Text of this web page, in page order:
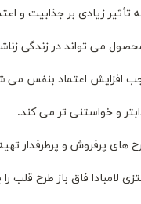
زیادی بر جذابیت و
می تواند در زندگی
اعتماد بنفس می شود
و خواستنی تر می کند.
های پرفروش و پرطرفدار
لامبادا فاق باز طرح